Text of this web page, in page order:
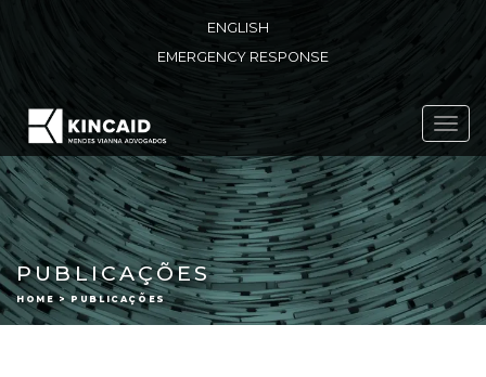
ENGLISH
EMERGENCY RESPONSE
PUBLICAÇÕES
HOME > PUBLICAÇÕES